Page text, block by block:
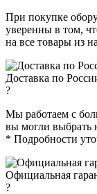
При покупке
уверенны в том,
на все товары из
Доставка по
?
Мы работаем с
вы могли выбрать
* Подробности
Официальная
?